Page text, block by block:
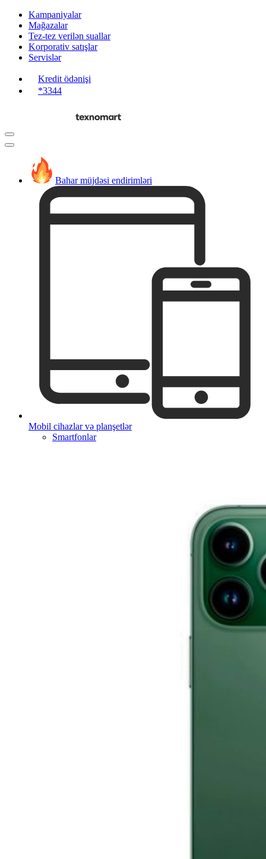
Kampaniyalar
Mağazalar
Tez-tez verilən suallar
Korporativ satışlar
Servislər
Kredit ödənişi
*3344
Bahar müjdəsi endirimləri
Mobil cihazlar və planşetlər
Smartfonlar